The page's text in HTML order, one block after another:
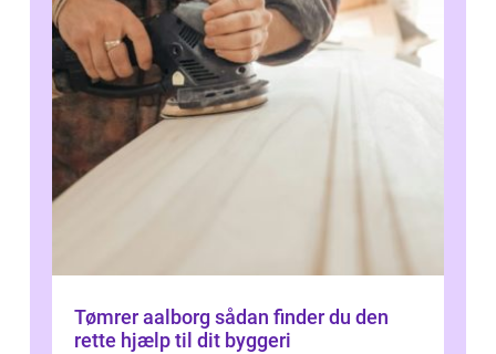
Tømrer aalborg sådan finder du den
rette hjælp til dit byggeri